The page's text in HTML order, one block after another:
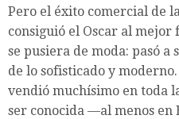
Pero el éxito comercial de
consiguió el Oscar al
se pusiera de moda: pasó a
de lo sofisticado y
vendió muchísimo en toda
ser conocida —al menos en